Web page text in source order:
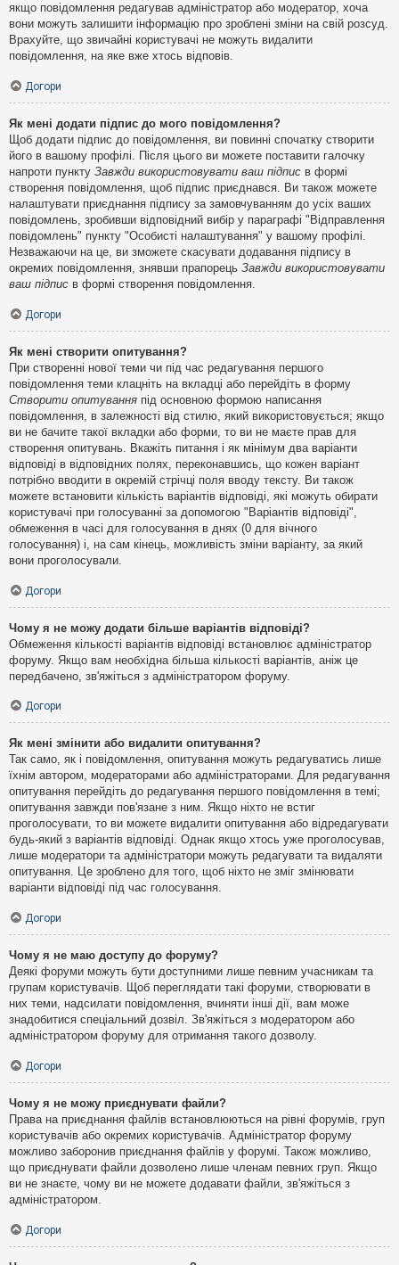
якщо повідомлення редагував адміністратор або модератор, хоча
вони можуть залишити інформацію про зроблені зміни на свій розсуд.
Врахуйте, що звичайні користувачі не можуть видалити
повідомлення, на яке вже хтось відповів.
Догори
Як мені додати підпис до мого повідомлення?
Щоб додати підпис до повідомлення, ви повинні спочатку створити
його в вашому профілі. Після цього ви можете поставити галочку
напроти пункту Завжди використовувати ваш підпис в формі
створення повідомлення, щоб підпис приєднався. Ви також можете
налаштувати приєднання підпису за замовчуванням до усіх ваших
повідомлень, зробивши відповідний вибір у параграфі "Відправлення
повідомлень" пункту "Особисті налаштування" у вашому профілі.
Незважаючи на це, ви зможете скасувати додавання підпису в
окремих повідомлення, знявши прапорець Завжди використовувати
ваш підпис в формі створення повідомлення.
Догори
Як мені створити опитування?
При створенні нової теми чи під час редагування першого
повідомлення теми клацніть на вкладці або перейдіть в форму
Створити опитування під основною формою написання
повідомлення, в залежності від стилю, який використовується; якщо
ви не бачите такої вкладки або форми, то ви не маєте прав для
створення опитувань. Вкажіть питання і як мінімум два варіанти
відповіді в відповідних полях, переконавшись, що кожен варіант
потрібно вводити в окремій стрічці поля вводу тексту. Ви також
можете встановити кількість варіантів відповіді, які можуть обирати
користувачі при голосуванні за допомогою "Варіантів відповіді",
обмеження в часі для голосування в днях (0 для вічного
голосування) і, на сам кінець, можливість зміни варіанту, за який
вони проголосували.
Догори
Чому я не можу додати більше варіантів відповіді?
Обмеження кількості варіантів відповіді встановлює адміністратор
форуму. Якщо вам необхідна більша кількості варіантів, аніж це
передбачено, зв'яжіться з адміністратором форуму.
Догори
Як мені змінити або видалити опитування?
Так само, як і повідомлення, опитування можуть редагуватись лише
їхнім автором, модераторами або адміністраторами. Для редагування
опитування перейдіть до редагування першого повідомлення в темі;
опитування завжди пов'язане з ним. Якщо ніхто не встиг
проголосувати, то ви можете видалити опитування або відредагувати
будь-який з варіантів відповіді. Однак якщо хтось уже проголосував,
лише модератори та адміністратори можуть редагувати та видаляти
опитування. Це зроблено для того, щоб ніхто не зміг змінювати
варіанти відповіді під час голосування.
Догори
Чому я не маю доступу до форуму?
Деякі форуми можуть бути доступними лише певним учасникам та
групам користувачів. Щоб переглядати такі форуми, створювати в
них теми, надсилати повідомлення, вчиняти інші дії, вам може
знадобитися спеціальний дозвіл. Зв'яжіться з модератором або
адміністратором форуму для отримання такого дозволу.
Догори
Чому я не можу приєднувати файли?
Права на приєднання файлів встановлюються на рівні форумів, груп
користувачів або окремих користувачів. Адміністратор форуму
можливо заборонив приєднання файлів у форумі. Також можливо,
що приєднувати файли дозволено лише членам певних груп. Якщо
ви не знаєте, чому ви не можете додавати файли, зв'яжіться з
адміністратором.
Догори